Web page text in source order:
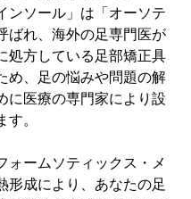
ンソール」は「オーソテ
ばれ、海外の足専門医が
処方している足部矯正具
め、足の悩みや問題の解
に医療の専門家により設
す。
ォームソティックス・メ
形成により、あなたの足